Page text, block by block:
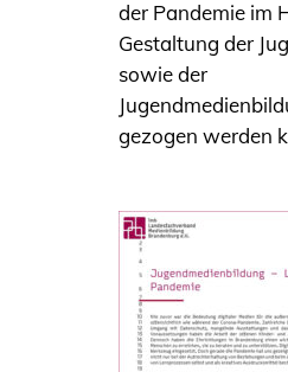
der Pandemie im
Gestaltung der
sowie der
gezogen werden